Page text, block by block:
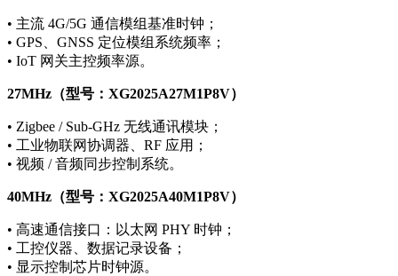
• 主流 4G/5G 通信模组基准时钟；
• GPS、GNSS 定位模组系统频率；
• IoT 网关主控频率源。
27MHz（型号：XG2025A27M1P8V）
• Zigbee / Sub-GHz 无线通讯模块；
• 工业物联网协调器、RF 应用；
• 视频 / 音频同步控制系统。
40MHz（型号：XG2025A40M1P8V）
• 高速通信接口：以太网 PHY 时钟；
• 工控仪器、数据记录设备；
• 显示控制芯片时钟源。